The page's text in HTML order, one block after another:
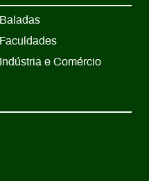
Baladas
Faculdades
Indústria e Comércio